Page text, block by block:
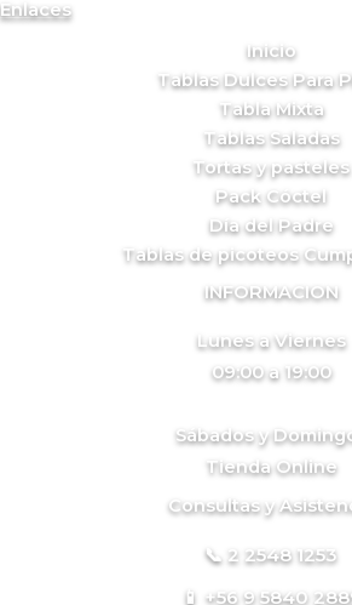
Enlaces
Inicio
Tablas Dulces Para
Tabla Mixta
Tablas Saladas
Tortas y pasteles
Pack Cóctel
Día del Padre
Tablas de picoteos
INFORMACION
Lunes a Viernes
09:00 a 19:00
Sábados y
Tienda Online
Consultas y
📞 2 2548 1253
📱 +56 9 5840